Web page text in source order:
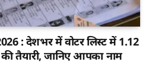
: देशभर में वोटर लिस्ट में 1.12
तैयारी, जानिए आपका नाम